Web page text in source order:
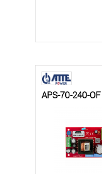
APS-70-240-